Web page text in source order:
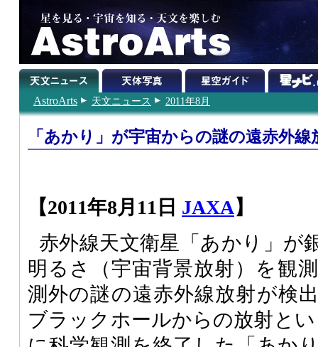
AstroArts 天文ニュース 2011年8月
「あかり」が宇宙からの謎の遠赤外線
【2011年8月11日 JAXA】
赤外線天文衛星「あかり」が
明るさ（宇宙背景放射）を観
測外の謎の遠赤外線放射が検
ブラックホールからの放射と